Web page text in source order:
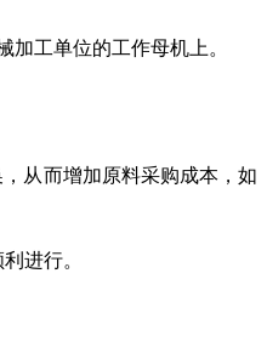
加工单位的工作母机上。
从而增加原料采购成本，如
进行。